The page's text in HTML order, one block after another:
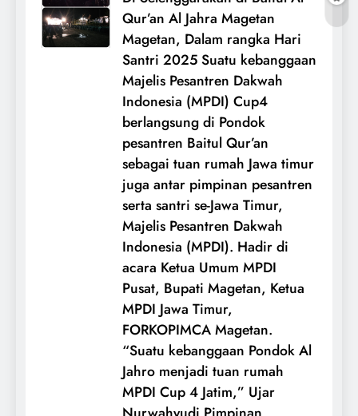
Qur’an Al Jahra Magetan
Magetan, Dalam rangka Hari
Santri 2025 Suatu kebanggaan
Majelis Pesantren Dakwah
Indonesia (MPDI) Cup4
berlangsung di Pondok
pesantren Baitul Qur’an
sebagai tuan rumah Jawa timur
juga antar pimpinan pesantren
serta santri se-Jawa Timur,
Majelis Pesantren Dakwah
Indonesia (MPDI). Hadir di
acara Ketua Umum MPDI
Pusat, Bupati Magetan, Ketua
MPDI Jawa Timur,
FORKOPIMCA Magetan.
“Suatu kebanggaan Pondok Al
Jahro menjadi tuan rumah
MPDI Cup 4 Jatim,” Ujar